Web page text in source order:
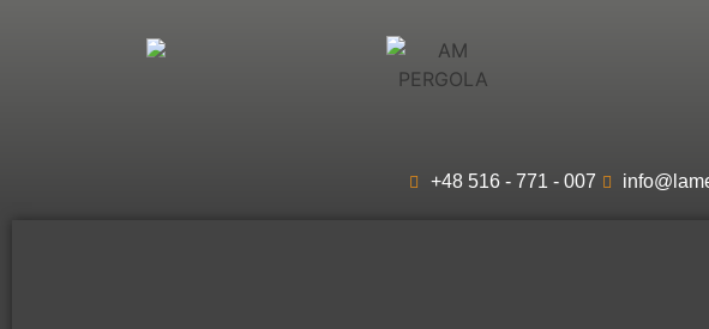
+48 516 - 771 - 007